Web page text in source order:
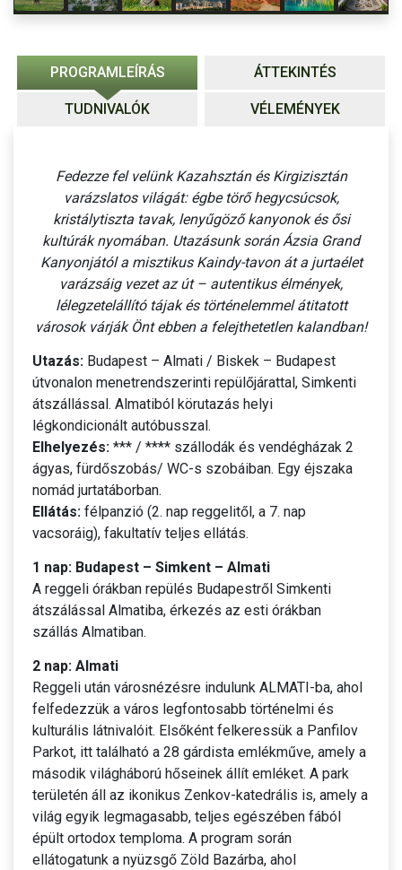
PROGRAMLEÍRÁS ÁTTEKINTÉS
TUDNIVALÓK VÉLEMÉNYEK
Fedezze fel velünk Kazahsztán és Kirgizisztán
varázslatos világát: égbe törő hegycsúcsok,
kristálytiszta tavak, lenyűgöző kanyonok és ősi
kultúrák nyomában. Utazásunk során Ázsia Grand
Kanyonjától a misztikus Kaindy-tavon át a jurtaélet
varázsáig vezet az út – autentikus élmények,
lélegzetelállító tájak és történelemmel átitatott
városok várják Önt ebben a felejthetetlen kalandban!
Utazás: Budapest – Almati / Biskek – Budapest
útvonalon menetrendszerinti repülőjárattal, Simkenti
átszállással. Almatiból körutazás helyi
légkondicionált autóbusszal.
Elhelyezés: *** / **** szállodák és vendégházak 2
ágyas, fürdőszobás/ WC-s szobáiban. Egy éjszaka
nomád jurtatáborban.
Ellátás: félpanzió (2. nap reggelitől, a 7. nap
vacsoráig), fakultatív teljes ellátás.
1 nap: Budapest – Simkent – Almati
A reggeli órákban repülés Budapestről Simkenti
átszálással Almatiba, érkezés az esti órákban
szállás Almatiban.
2 nap: Almati
Reggeli után városnézésre indulunk ALMATI-ba, ahol
felfedezzük a város legfontosabb történelmi és
kulturális látnivalóit. Elsőként felkeressük a Panfilov
Parkot, itt található a 28 gárdista emlékműve, amely a
második világháború hőseinek állít emléket. A park
területén áll az ikonikus Zenkov-katedrális is, amely a
világ egyik legmagasabb, teljes egészében fából
épült ortodox temploma. A program során
ellátogatunk a nyüzsgő Zöld Bazárba, ahol